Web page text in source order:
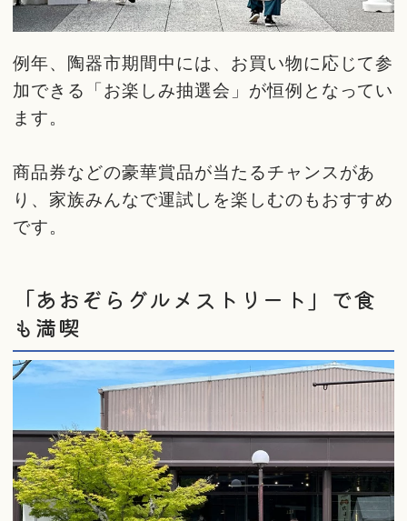
例年、陶器市期間中には、お買い物に応じて参
加できる「お楽しみ抽選会」が恒例となってい
ます。
商品券などの豪華賞品が当たるチャンスがあ
り、家族みんなで運試しを楽しむのもおすすめ
です。
「あおぞらグルメストリート」で食
も満喫